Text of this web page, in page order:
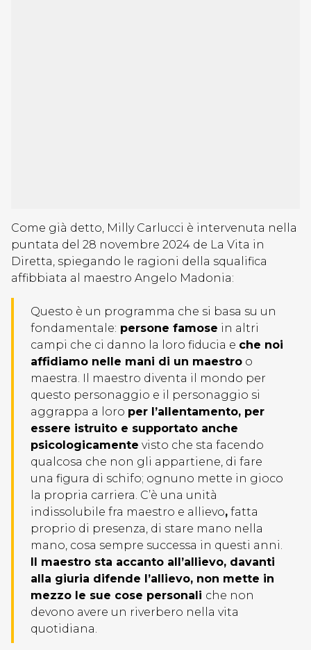
Come già detto, Milly Carlucci è intervenuta nella
puntata del 28 novembre 2024 de La Vita in
Diretta, spiegando le ragioni della squalifica
affibbiata al maestro Angelo Madonia:
Questo è un programma che si basa su un
fondamentale: persone famose in altri
campi che ci danno la loro fiducia e che noi
affidiamo nelle mani di un maestro o
maestra. Il maestro diventa il mondo per
questo personaggio e il personaggio si
aggrappa a loro per l’allentamento, per
essere istruito e supportato anche
psicologicamente visto che sta facendo
qualcosa che non gli appartiene, di fare
una figura di schifo; ognuno mette in gioco
la propria carriera. C’è una unità
indissolubile fra maestro e allievo, fatta
proprio di presenza, di stare mano nella
mano, cosa sempre successa in questi anni.
Il maestro sta accanto all’allievo, davanti
alla giuria difende l’allievo, non mette in
mezzo le sue cose personali che non
devono avere un riverbero nella vita
quotidiana.